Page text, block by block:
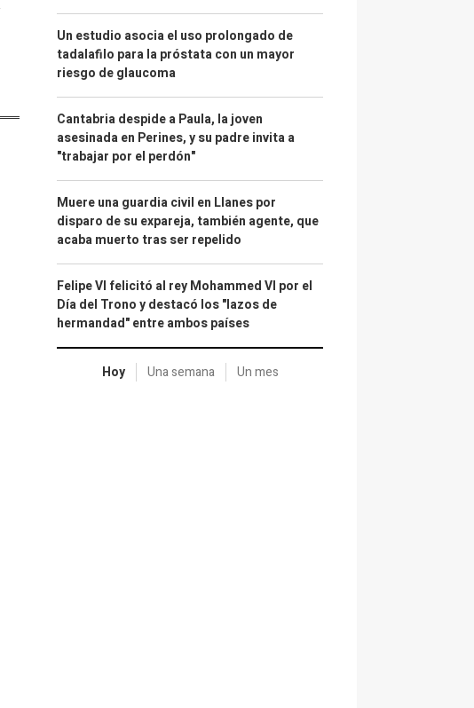
Un estudio asocia el uso prolongado de
tadalafilo para la próstata con un mayor
riesgo de glaucoma
Cantabria despide a Paula, la joven
asesinada en Perines, y su padre invita a
"trabajar por el perdón"
Muere una guardia civil en Llanes por
disparo de su expareja, también agente, que
acaba muerto tras ser repelido
Felipe VI felicitó al rey Mohammed VI por el
Día del Trono y destacó los "lazos de
hermandad" entre ambos países
Hoy Una semana Un mes